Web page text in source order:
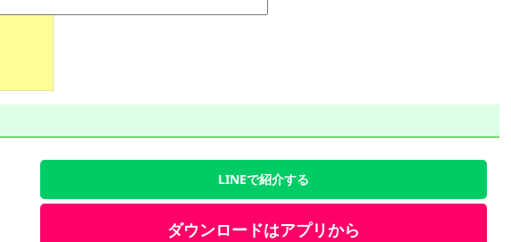
LINEで紹介する
ダウンロードはアプリから